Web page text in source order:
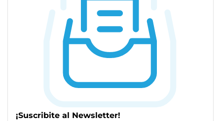
¡Suscribite al Newsletter!